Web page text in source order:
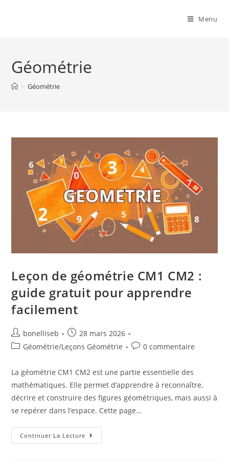
Menu
Géométrie
> Géométrie
Leçon de géométrie CM1 CM2 :
guide gratuit pour apprendre
facilement
bonelliseb
28 mars 2026
Géométrie/Leçons Géométrie 0 commentaire
La géométrie CM1 CM2 est une partie essentielle des
mathématiques. Elle permet d’apprendre à reconnaître,
décrire et construire des figures géométriques, mais aussi à
se repérer dans l’espace. Cette page…
Continuer La Lecture